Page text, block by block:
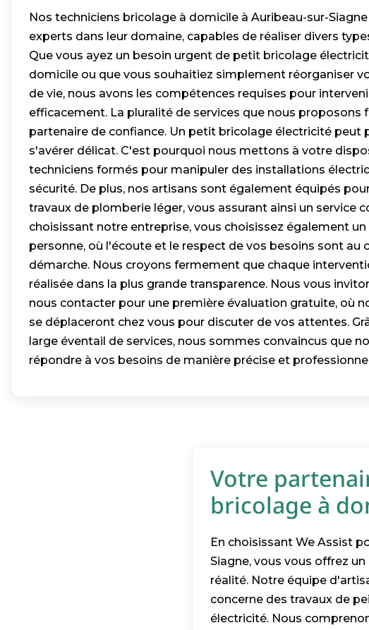
Nos techniciens bricolage à domicile à Auribeau-sur-
experts dans leur domaine, capables de réaliser divers
Que vous ayez un besoin urgent de petit bricolage
domicile ou que vous souhaitiez simplement réorganiser
de vie, nous avons les compétences requises pour
efficacement. La pluralité de services que nous proposons
partenaire de confiance. Un petit bricolage électricité peut
s'avérer délicat. C'est pourquoi nous mettons à votre
techniciens formés pour manipuler des installations
sécurité. De plus, nos artisans sont également équipés
travaux de plomberie léger, vous assurant ainsi un service
choisissant notre entreprise, vous choisissez également un
personne, où l'écoute et le respect de vos besoins sont au
démarche. Nous croyons fermement que chaque
réalisée dans la plus grande transparence. Nous vous
nous contacter pour une première évaluation gratuite, où
se déplaceront chez vous pour discuter de vos attentes.
large éventail de services, nous sommes convaincus que
répondre à vos besoins de manière précise et
Votre
bricolage à
En choisissant We Assist
Siagne, vous vous offrez
réalité. Notre équipe
concerne des travaux de
électricité. Nous